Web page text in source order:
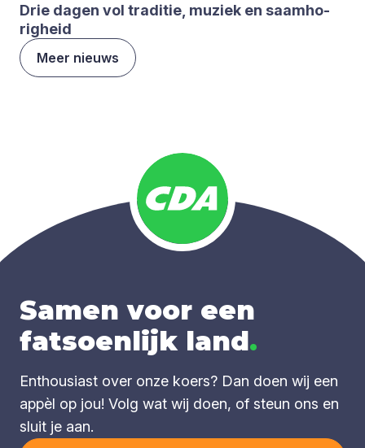
Drie dagen vol tra­di­tie, muziek en saam­ho­
rig­heid
Meer nieuws
Samen voor een
fatsoenlijk land.
Enthousiast over onze koers? Dan doen wij een
appèl op jou! Volg wat wij doen, of steun ons en
sluit je aan.